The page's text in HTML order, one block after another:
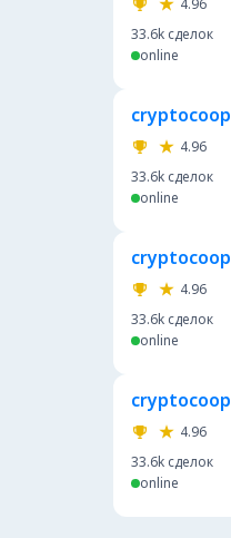
4.96
33.6k сделок
online
cryptocoop
4.96
33.6k сделок
online
cryptocoop
4.96
33.6k сделок
online
cryptocoop
4.96
33.6k сделок
online